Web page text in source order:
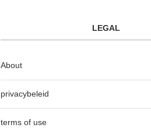
LEGAL
About
privacybeleid
terms of use